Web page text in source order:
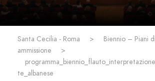
Santa Cecilia - Roma >
Biennio – Piani
ammissione
>
te_albanese